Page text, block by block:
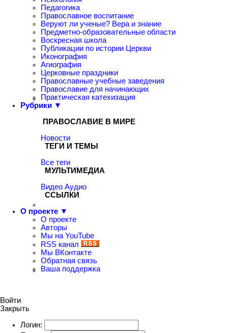
Педагогика
Православное воспитание
Веруют ли ученые? Вера и знание
Предметно-образовательные области
Воскресная школа
Публикации по истории Церкви
Иконография
Агиография
Церковные праздники
Православные учебные заведения
Православие для начинающих
Практическая катехизация
Рубрики ▼
ПРАВОСЛАВИЕ В МИРЕ
Новости
ТЕГИ И ТЕМЫ
Все теги
МУЛЬТИМЕДИА
Видео Аудио
ССЫЛКИ
О проекте ▼
О проекте
Авторы
Мы на YouTube
RSS канал
Мы ВКонтакте
Обратная связь
Ваша поддержка
Войти
Закрыть
Логин: